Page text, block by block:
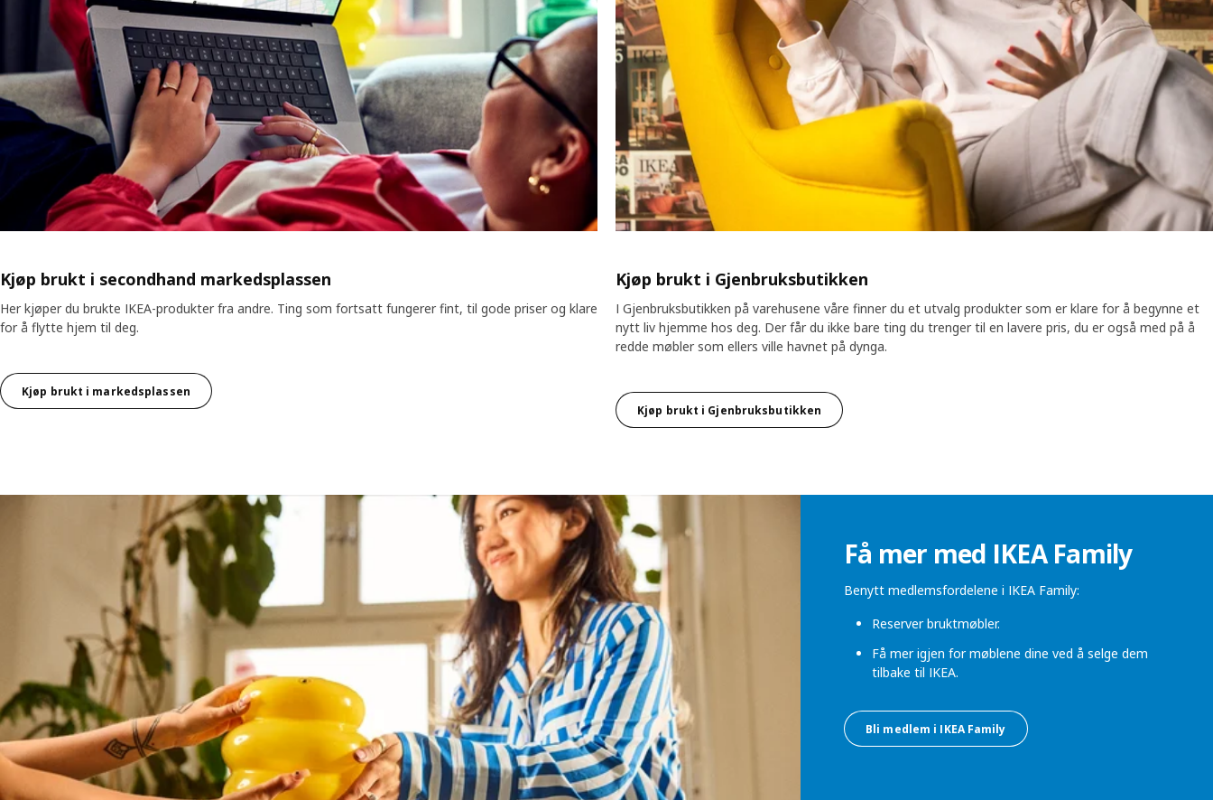
Kjøp brukt i secondhand markedsplassen
Her kjøper du brukte IKEA-produkter fra andre. Ting som fortsatt fungerer fint, til gode priser og klare
for å flytte hjem til deg.
Kjøp brukt i markedsplassen
Kjøp brukt i Gjenbruksbutikken
I Gjenbruksbutikken på varehusene våre finner du et utvalg produkter som er klare for å begynne et
nytt liv hjemme hos deg. Der får du ikke bare ting du trenger til en lavere pris, du er også med på å
redde møbler som ellers ville havnet på dynga.
Kjøp brukt i Gjenbruksbutikken
Få mer med IKEA Family
Benytt medlemsfordelene i IKEA Family:
Reserver bruktmøbler.
Få mer igjen for møblene dine ved å selge dem
tilbake til IKEA.
Bli medlem i IKEA Family